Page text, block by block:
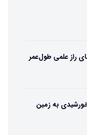
ساله شد؛ افشای راز علمی طول‌عمر
به زمین